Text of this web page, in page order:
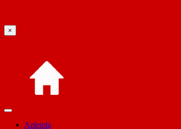
×
Azienda